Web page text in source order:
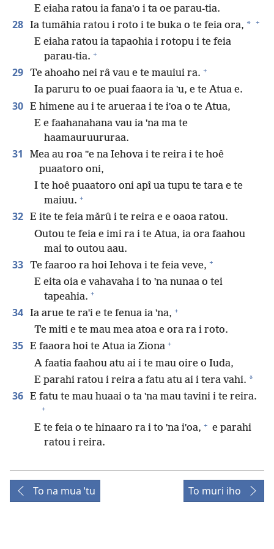
E eiaha ratou ia fanaˈo i ta oe parau-tia.
28 Ia tumâhia ratou i roto i te buka o te feia ora, * +
E eiaha ratou ia tapaohia i rotopu i te feia
parau-tia. +
29 Te ahoaho nei râ vau e te mauiui ra. +
Ia paruru to oe puai faaora ia ˈu, e te Atua e.
30 E himene au i te arueraa i te iˈoa o te Atua,
E e faahanahana vau ia ˈna ma te
haamauruururaa.
31
Mea au roa ˈˈe na Iehova i te reira i te hoê
puaatoro oni,
I te hoê puaatoro oni apî ua tupu te tara e te
maiuu. +
32 E ite te feia mǎrû i te reira e e oaoa ratou.
Outou te feia e imi ra i te Atua, ia ora faahou
mai to outou aau.
33 Te faaroo ra hoi Iehova i te feia veve, +
E eita oia e vahavaha i to ˈna nunaa o tei
tapeahia. +
34 Ia arue te raˈi e te fenua ia ˈna, +
Te miti e te mau mea atoa e ora ra i roto.
35 E faaora hoi te Atua ia Ziona +
A faatia faahou atu ai i te mau oire o Iuda,
E parahi ratou i reira a fatu atu ai i tera vahi. *
36 E fatu te mau huaai o ta ˈna mau tavini i te reira.
+
E te feia o te hinaaro ra i to ˈna iˈoa, + e parahi
ratou i reira.
To na mua ˈtu To muri iho